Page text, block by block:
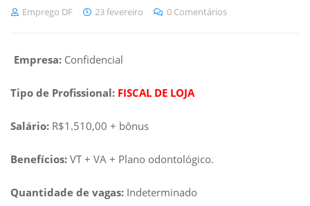
Emprego DF 23 fevereiro 0 Comentários
Empresa: Confidencial
Tipo de Profissional: FISCAL DE LOJA
Salário: R$1.510,00 + bônus
Benefícios: VT + VA + Plano odontológico.
Quantidade de vagas: Indeterminado